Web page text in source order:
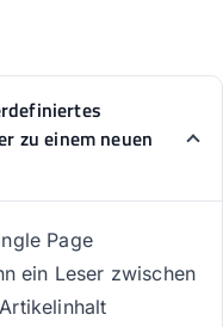
zu einem neuen
Page
ein Leser zwischen